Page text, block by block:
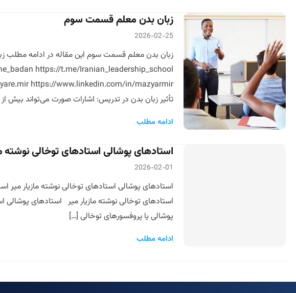
زبان بدن معلم قسمت سوم
2026-02-25
زبان بدن معلم قسمت سوم این مقاله در ادامه مطلب
https://t.me/Iranian_leadership_school
تأثیر زبان بدن در تدریس: اشارات صورت می‌تواند بیش از
ادامه مطلب
استادهای پوشالی استادهای توخالی نوشته
2026-02-01
استادهای توخالی نوشته مازیار میر استادهای
پوشالی یا پروفسورهای توخالی […]
ادامه مطلب